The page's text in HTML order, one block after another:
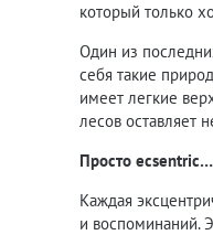
который только
Один из
себя такие
имеет легкие
лесов оставляет
Просто ecsentric…
Каждая
и воспоминаний.